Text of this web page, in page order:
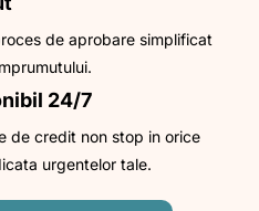
de aprobare simplificat
24/7
de credit non stop in orice
urgentelor tale.